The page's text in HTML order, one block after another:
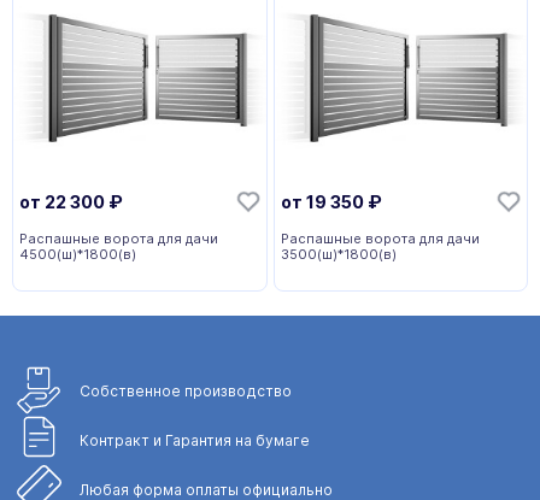
от 22 300 ₽
Распашные ворота для дачи
4500(ш)*1800(в)
от 19 350 ₽
Распашные ворота для дачи
3500(ш)*1800(в)
Собственное производство
Контракт и Гарантия на бумаге
Любая форма оплаты официально